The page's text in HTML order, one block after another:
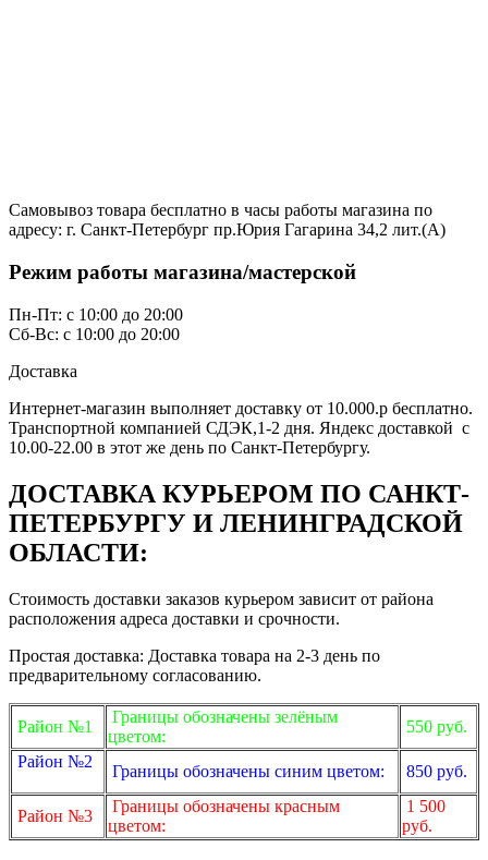
Самовывоз товара бесплатно в часы работы магазина по
адресу: г. Санкт-Петербург пр.Юрия Гагарина 34,2 лит.(А)
Режим работы магазина/мастерской
Пн-Пт: с 10:00 до 20:00
Сб-Вс: с 10:00 до 20:00
Доставка
Интернет-магазин выполняет доставку от 10.000.р бесплатно.
Транспортной компанией СДЭК,1-2 дня. Яндекс доставкой с
10.00-22.00 в этот же день по Санкт-Петербургу.
ДОСТАВКА КУРЬЕРОМ ПО САНКТ-
ПЕТЕРБУРГУ И ЛЕНИНГРАДСКОЙ
ОБЛАСТИ:
Стоимость доставки заказов курьером зависит от района
расположения адреса доставки и срочности.
Простая доставка: Доставка товара на 2-3 день по
предварительному согласованию.
Район №1
Границы обозначены зелёным
цветом:
550 руб.
Район №2
Границы обозначены синим цветом: 850 руб.
Район №3
Границы обозначены красным
цветом:
1 500
руб.